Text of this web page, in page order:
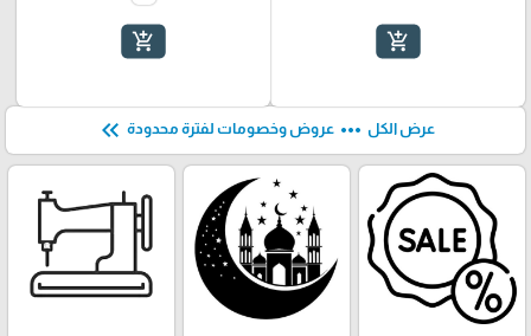
add_shopping_cart
add_shopping_cart
عرض الكل more_horiz عروض وخصومات لفترة محدودة keyboard_double_arrow_left